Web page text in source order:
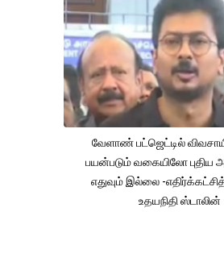
வேளாண் பட்ஜெட்டில்
பயன்படும் வகையிலோ புதிய
எதுவும் இல்லை -
உதயநிதி ஸ்டாலின்